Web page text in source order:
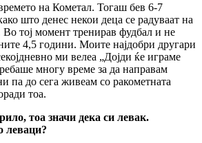
на Кометал. Тогаш бев 6-7
што денес некои деца се радуваат на
Во тој момент тренирав фудбал и не
4,5 години. Моите најдобри другари
ми велеа „Дојди ќе играме
многу време за да направам
па до сега живеам со ракометната
тоа.
тоа значи дека си левак.
леваци?